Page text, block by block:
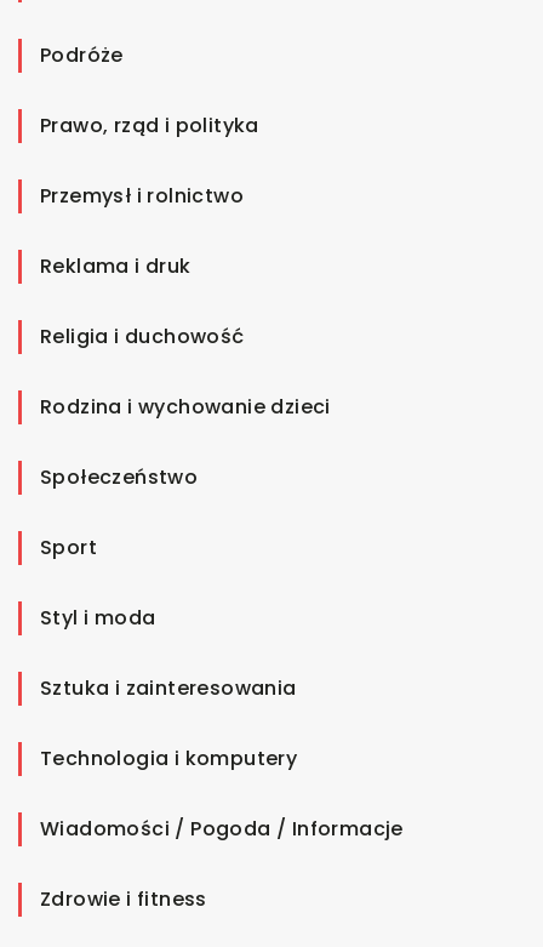
Podróże
Prawo, rząd i polityka
Przemysł i rolnictwo
Reklama i druk
Religia i duchowość
Rodzina i wychowanie dzieci
Społeczeństwo
Sport
Styl i moda
Sztuka i zainteresowania
Technologia i komputery
Wiadomości / Pogoda / Informacje
Zdrowie i fitness